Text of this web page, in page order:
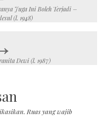
Juga Ini Boleh Terjadi –
(l. 1948)
Dewi (l. 1987)
Ruas yang wajib